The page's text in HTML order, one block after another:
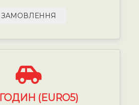
ЗАМОВЛЕННЯ
ГОДИН (EURO5)